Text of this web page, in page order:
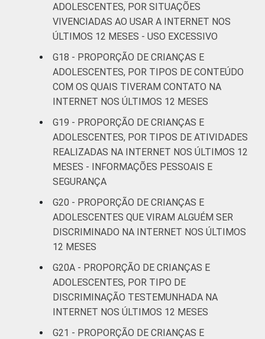
ADOLESCENTES, POR SITUAÇÕES
VIVENCIADAS AO USAR A INTERNET NOS
ÚLTIMOS 12 MESES - USO EXCESSIVO
G18 - PROPORÇÃO DE CRIANÇAS E
ADOLESCENTES, POR TIPOS DE CONTEÚDO
COM OS QUAIS TIVERAM CONTATO NA
INTERNET NOS ÚLTIMOS 12 MESES
G19 - PROPORÇÃO DE CRIANÇAS E
ADOLESCENTES, POR TIPOS DE ATIVIDADES
REALIZADAS NA INTERNET NOS ÚLTIMOS 12
MESES - INFORMAÇÕES PESSOAIS E
SEGURANÇA
G20 - PROPORÇÃO DE CRIANÇAS E
ADOLESCENTES QUE VIRAM ALGUÉM SER
DISCRIMINADO NA INTERNET NOS ÚLTIMOS
12 MESES
G20A - PROPORÇÃO DE CRIANÇAS E
ADOLESCENTES, POR TIPO DE
DISCRIMINAÇÃO TESTEMUNHADA NA
INTERNET NOS ÚLTIMOS 12 MESES
G21 - PROPORÇÃO DE CRIANÇAS E